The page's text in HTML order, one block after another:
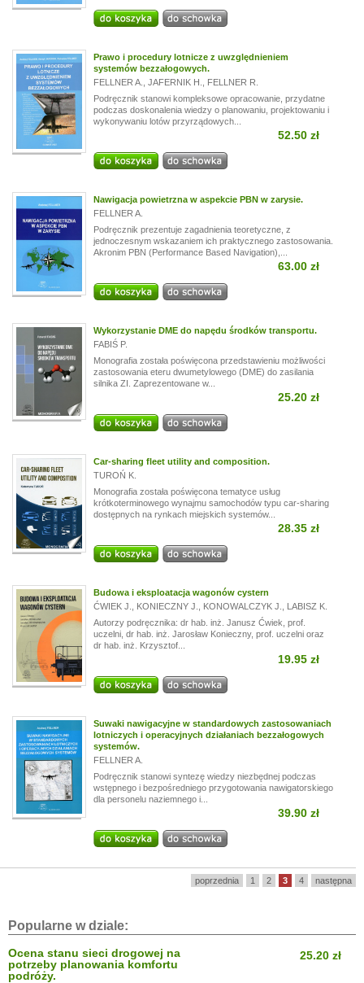
Prawo i procedury lotnicze z uwzględnieniem
systemów bezzałogowych.
FELLNER A.
JAFERNIK H.
FELLNER R.
Podręcznik stanowi kompleksowe opracowanie, przydatne
podczas doskonalenia wiedzy o planowaniu, projektowaniu i
wykonywaniu lotów przyrządowych...
52.50 zł
Nawigacja powietrzna w aspekcie PBN w zarysie.
FELLNER A.
Podręcznik prezentuje zagadnienia teoretyczne, z
jednoczesnym wskazaniem ich praktycznego zastosowania.
Akronim PBN (Performance Based Navigation),...
63.00 zł
Wykorzystanie DME do napędu środków transportu.
FABIŚ P.
Monografia została poświęcona przedstawieniu możliwości
zastosowania eteru dwumetylowego (DME) do zasilania
silnika ZI. Zaprezentowane w...
25.20 zł
Car-sharing fleet utility and composition.
TUROŃ K.
Monografia została poświęcona tematyce usług
krótkoterminowego wynajmu samochodów typu car-sharing
dostępnych na rynkach miejskich systemów...
28.35 zł
Budowa i eksploatacja wagonów cystern
ĆWIEK J.
KONIECZNY J. KONOWALCZYK J.
LABISZ K.
Autorzy podręcznika: dr hab. inż. Janusz Ćwiek, prof.
uczelni, dr hab. inż. Jarosław Konieczny, prof. uczelni oraz
dr hab. inż. Krzysztof...
19.95 zł
Suwaki nawigacyjne w standardowych zastosowaniach
lotniczych i operacyjnych działaniach bezzałogowych
systemów.
FELLNER A.
Podręcznik stanowi syntezę wiedzy niezbędnej podczas
wstępnego i bezpośredniego przygotowania nawigatorskiego
dla personelu naziemnego i...
39.90 zł
poprzednia 1 2 3 4 następna
Popularne w dziale:
Ocena stanu sieci drogowej na
potrzeby planowania komfortu
podróży.
25.20 zł